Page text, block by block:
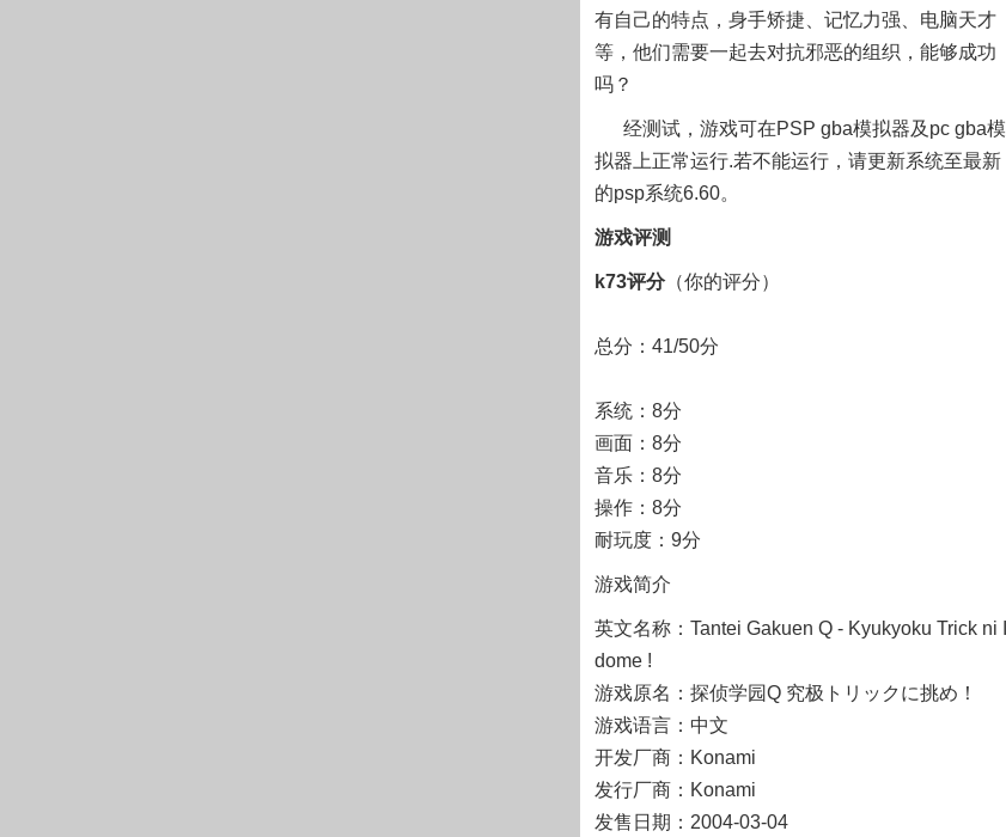
有自己的特点，身手矫捷、记忆力强、电脑天才
等，他们需要一起去对抗邪恶的组织，能够成功
吗？
经测试，游戏可在PSP gba模拟器及pc gba模
拟器上正常运行.若不能运行，请更新系统至最新
的psp系统6.60。
游戏评测
k73评分（你的评分）
总分：41/50分
系统：8分
画面：8分
音乐：8分
操作：8分
耐玩度：9分
游戏简介
英文名称：Tantei Gakuen Q - Kyukyoku Trick ni I
dome !
游戏原名：探侦学园Q 究极トリックに挑め！
游戏语言：中文
开发厂商：Konami
发行厂商：Konami
发售日期：2004-03-04